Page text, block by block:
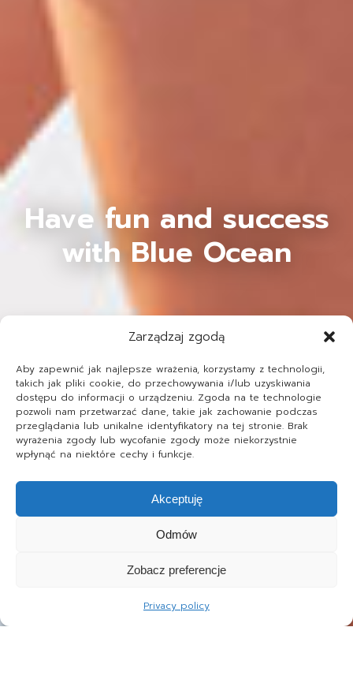
Zarządzaj zgodą
Aby zapewnić jak najlepsze wrażenia, korzystamy z technologii,
takich jak pliki cookie, do przechowywania i/lub uzyskiwania
dostępu do informacji o urządzeniu. Zgoda na te technologie
pozwoli nam przetwarzać dane, takie jak zachowanie podczas
przeglądania lub unikalne identyfikatory na tej stronie. Brak
wyrażenia zgody lub wycofanie zgody może niekorzystnie
wpłynąć na niektóre cechy i funkcje.
Akceptuję
Odmów
Zobacz preferencje
Privacy policy
Have fun and success
with Blue Ocean